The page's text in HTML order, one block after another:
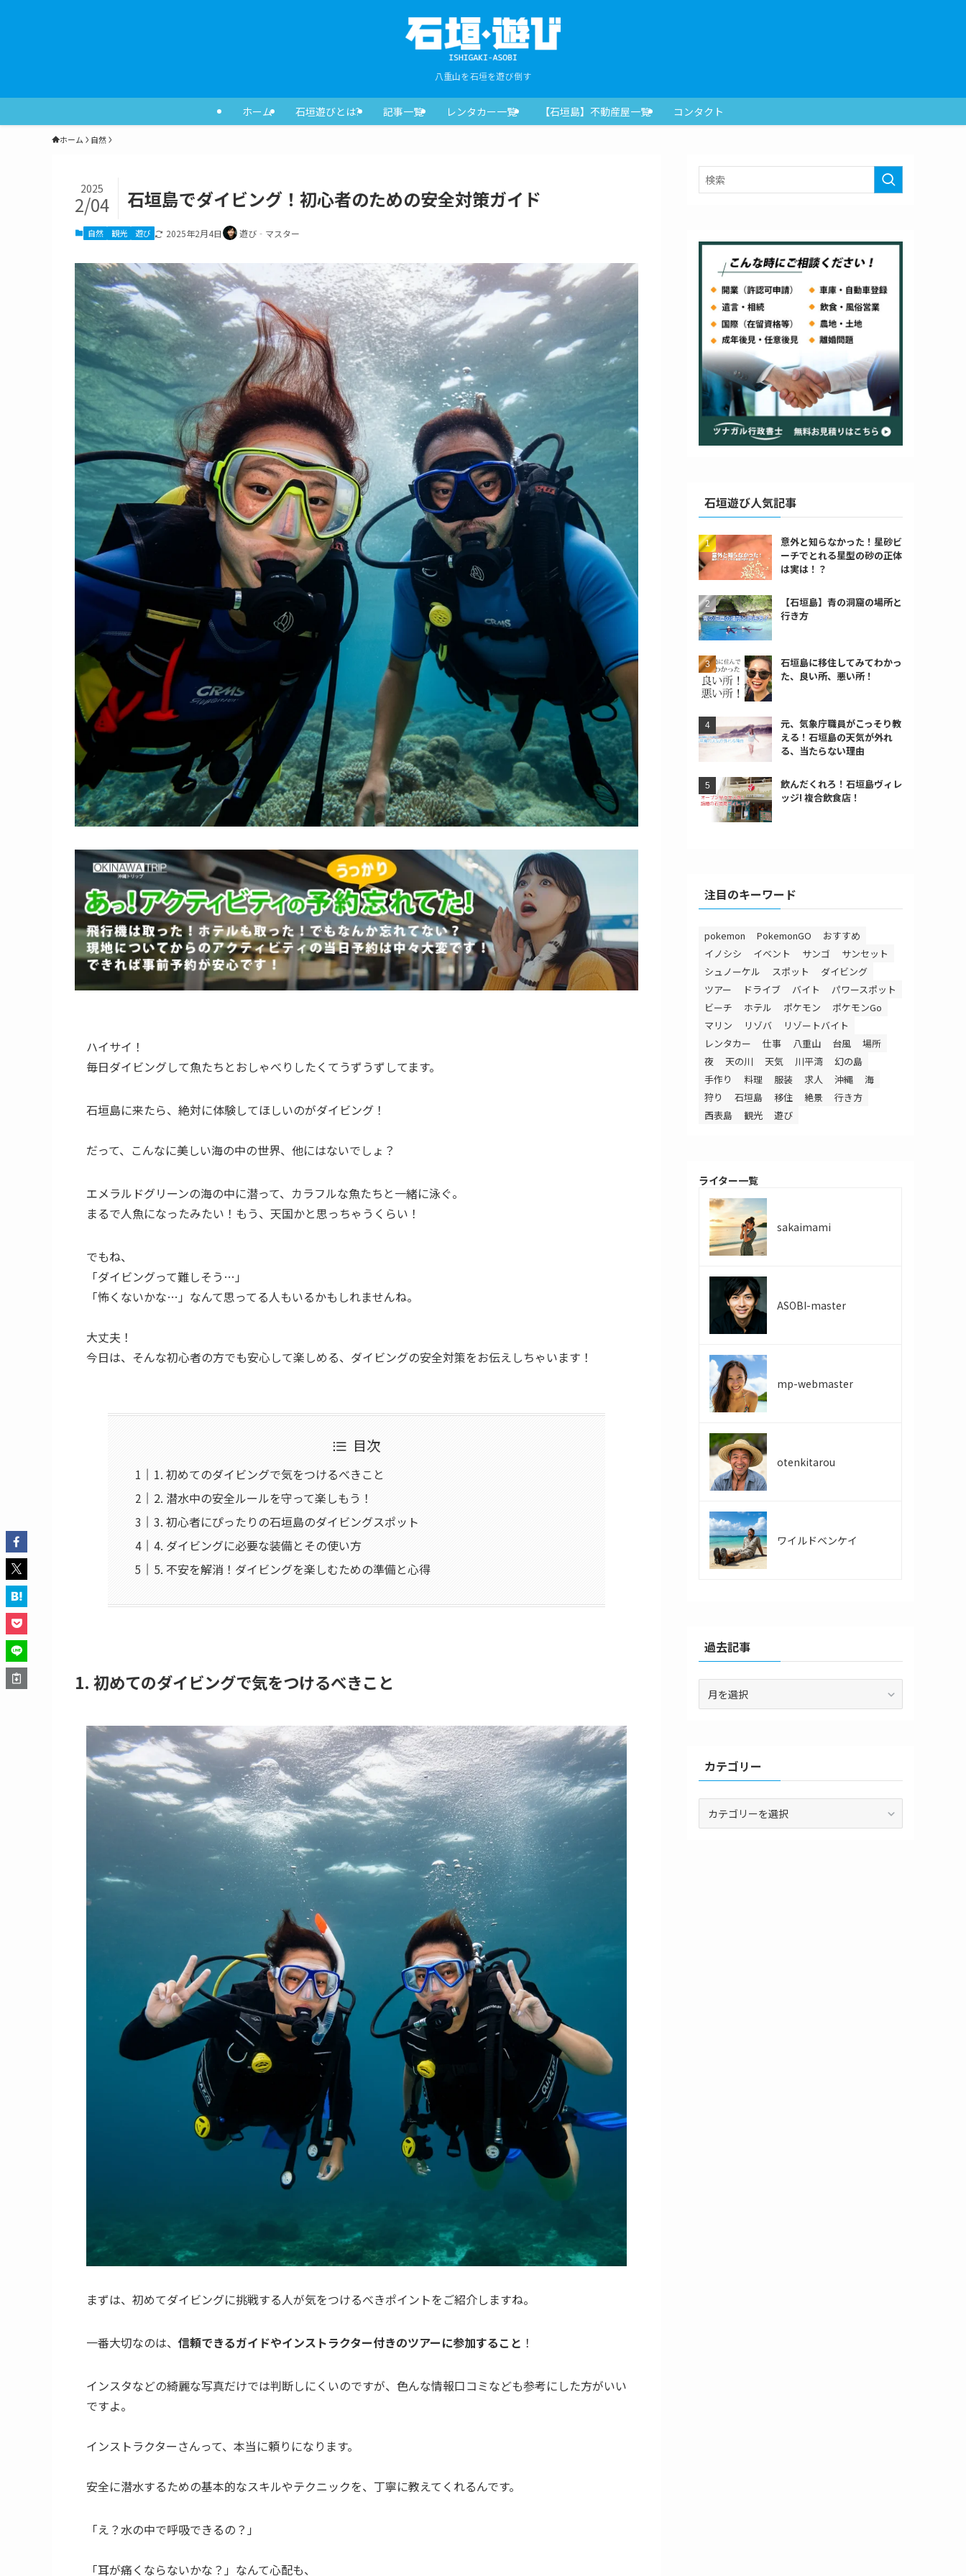
八重山を石垣を遊び倒す
ホーム 石垣遊びとは? 記事一覧 レンタカー一覧 【石垣島】不動産屋一覧 コンタクト
ホーム 自然
石垣島でダイビング！初心者のための安全対策ガイド
2025
2/04
自然 観光 遊び 2025年2月4日 遊び‐マスター
ハイサイ！
毎日ダイビングして魚たちとおしゃべりしたくてうずうずしてます。
石垣島に来たら、絶対に体験してほしいのがダイビング！
だって、こんなに美しい海の中の世界、他にはないでしょ？
エメラルドグリーンの海の中に潜って、カラフルな魚たちと一緒に泳ぐ。
まるで人魚になったみたい！もう、天国かと思っちゃうくらい！
でもね、
「ダイビングって難しそう…」
「怖くないかな…」なんて思ってる人もいるかもしれませんね。
大丈夫！
今日は、そんな初心者の方でも安心して楽しめる、ダイビングの安全対策をお伝えしちゃいます！
目次
1. 初めてのダイビングで気をつけるべきこと
2. 潜水中の安全ルールを守って楽しもう！
3. 初心者にぴったりの石垣島のダイビングスポット
4. ダイビングに必要な装備とその使い方
5. 不安を解消！ダイビングを楽しむための準備と心得
1. 初めてのダイビングで気をつけるべきこと
まずは、初めてダイビングに挑戦する人が気をつけるべきポイントをご紹介しますね。
一番大切なのは、 信頼できるガイドやインストラクター付きのツアーに参加すること ！
インスタなどの綺麗な写真だけでは判断しにくいのですが、色んな情報口コミなども参考にした方がいい
ですよ。
インストラクターさんって、本当に頼りになります。
安全に潜水するための基本的なスキルやテクニックを、丁寧に教えてくれるんです。
「え？水の中で呼吸できるの？」
「耳が痛くならないかな？」なんて心配も、
石垣遊び人気記事
意外と知らなかった！星砂ビ
ーチでとれる星型の砂の正体
は実は！？
【石垣島】青の洞窟の場所と
行き方
石垣島に移住してみてわかっ
た、良い所、悪い所！
元、気象庁職員がこっそり教
える！石垣島の天気が外れ
る、当たらない理由
飲んだくれろ！石垣島ヴィレ
ッジ! 複合飲食店！
注目のキーワード
pokemon PokemonGO
おすすめ
イノシシ
イベント サンゴ
サンセット
シュノーケル
スポット
ダイビング
ツアー
ドライブ バイト
パワースポット
ビーチ
ホテル ポケモン
ポケモンGo
マリン
リゾバ
リゾートバイト
レンタカー
仕事 八重山 台風
場所
夜
天の川 天気 川平湾
幻の島
手作り
料理 服装 求人 沖縄
海
狩り
石垣島 移住 絶景
行き方
西表島
観光 遊び
ライター一覧
sakaimami
ASOBI-master
mp-webmaster
otenkitarou
ワイルドベンケイ
過去記事
カテゴリー